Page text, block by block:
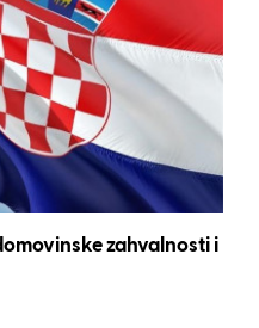
zahvalnosti i